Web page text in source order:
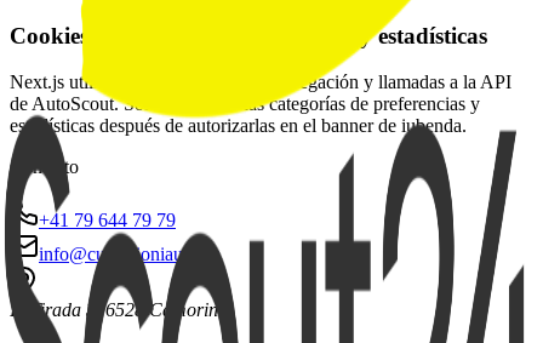
Cookies necesarias, de preferencias y estadísticas
Next.js utiliza cookies técnicas en navegación y llamadas a la API
de AutoScout. Solo se activan las categorías de preferencias y
estadísticas después de autorizarlas en el banner de iubenda.
Contacto
+41 79 644 79 79
info@culurgioniauto.ch
In Tirada 316528 Camorino